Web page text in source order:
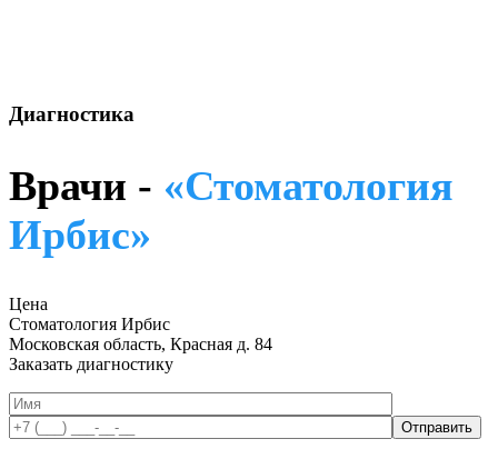
Диагностика
Врачи - «Стоматология
Ирбис»
Цена
Стоматология Ирбис
Московская область, Красная д. 84
Заказать диагностику